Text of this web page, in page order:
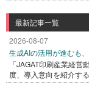
最新記事一覧
2026-08-07
生成AIの活用が進むも
「JAGAT印刷産業経
度、導入意向を紹介す